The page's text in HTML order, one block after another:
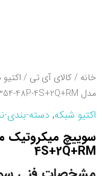
خانه /کالای آی تی /
مدل CRS354-48P-4S+2Q+RM
اکتیو شبکه, دسته-بندی-
4S+2Q+RM